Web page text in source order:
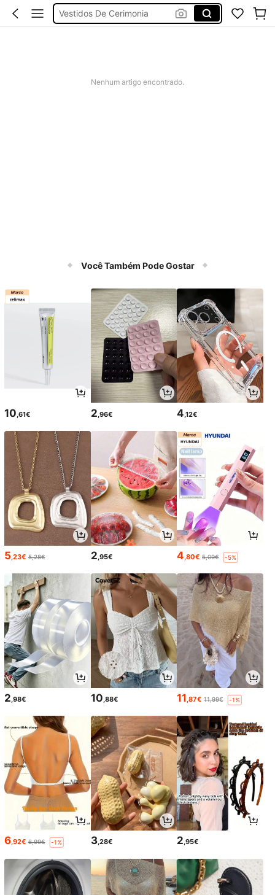
Vestidos De Cerimonia
Nenhum artigo encontrado.
Você Também Pode Gostar
10 ,61€ 2 ,96€ 4 ,12€
5,23€ 5,28€ 2,95€ 4,80€ 5,09€ -5%
2,98€ 10,88€ 11,87€ 11,99€ -1%
6,92€ 6,99€ -1% 3,28€ 2,95€